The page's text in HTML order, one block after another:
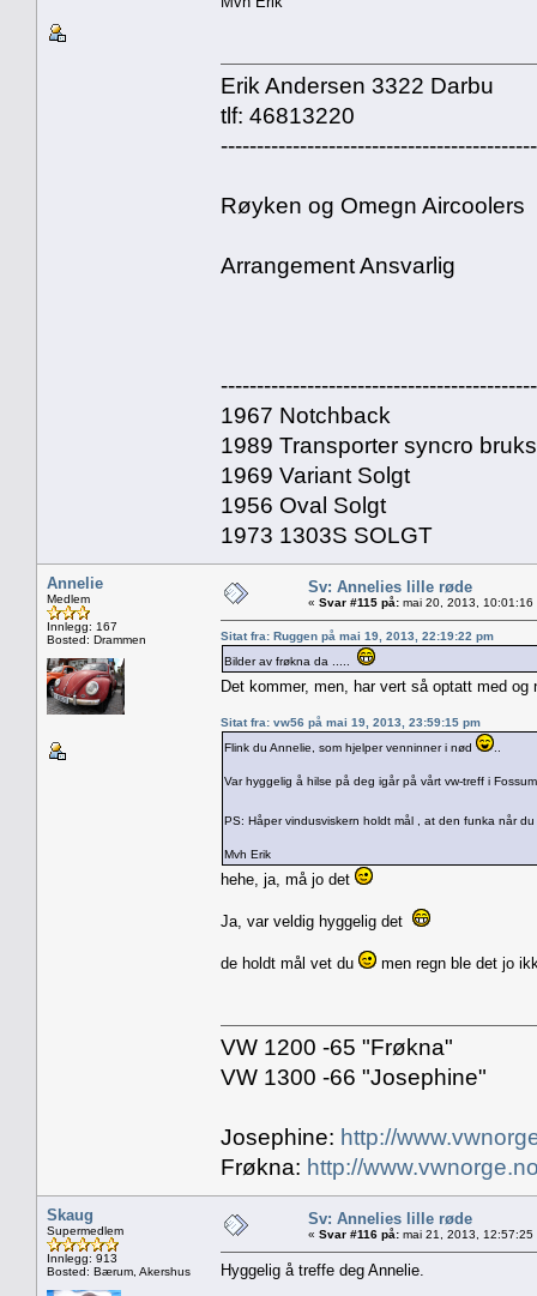
Erik Andersen 3322 Darbu
tlf: 46813220
Røyken og Omegn Aircoolers
Arrangement Ansvarlig
1967 Notchback
1989 Transporter syncro
1969 Variant Solgt
1956 Oval Solgt
1973 1303S SOLGT
Annelie
Medlem
Innlegg: 167
Bosted: Drammen
Sv: Annelies lille røde
« Svar #115 på: mai 20, 2013, 10:01:16
Sitat fra: Ruggen på mai 19, 2013, 22:19:22 pm
Bilder av frøkna da .....
Det kommer, men, har vert så optatt med
Sitat fra: vw56 på mai 19, 2013, 23:59:15 pm
Flink du Annelie, som hjelper venninner i nød
Var hyggelig å hilse på deg igår på vårt vw-treff i
PS: Håper vindusviskern holdt mål , at den funka når
Mvh Erik
hehe, ja, må jo det
Ja, var veldig hyggelig det
de holdt mål vet du men regn ble det jo
VW 1200 -65 "Frøkna"
VW 1300 -66 "Josephine"
Josephine: http://
Frøkna: http://
Skaug
Supermedlem
Innlegg: 913
Bosted: Bærum, Akershus
Sv: Annelies lille røde
« Svar #116 på: mai 21, 2013, 12:57:25
Hyggelig å treffe deg Annelie.